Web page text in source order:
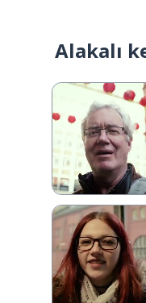
Alakalı